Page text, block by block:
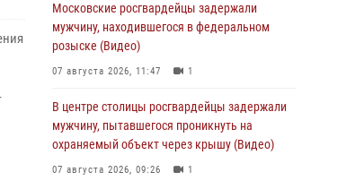
Московские росгвардейцы задержали
мужчину, находившегося в федеральном
розыске (Видео)
07 августа 2026, 11:47 1
В центре столицы росгвардейцы задержали
мужчину, пытавшегося проникнуть на
охраняемый объект через крышу (Видео)
07 августа 2026, 09:26 1